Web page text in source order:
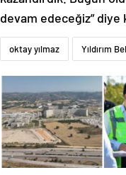
devam edeceğiz” diye
oktay yılmaz Yıldırım